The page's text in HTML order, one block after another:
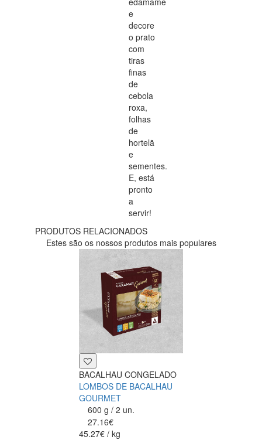
e
decore
o prato
com
tiras
finas
de
cebola
roxa,
folhas
de
hortelã
e
sementes.
E, está
pronto
a
servir!
PRODUTOS RELACIONADOS
Estes são os nossos produtos mais populares
BACALHAU CONGELADO
LOMBOS DE BACALHAU
GOURMET
600 g / 2 un.
27.16€
45.27€ / kg